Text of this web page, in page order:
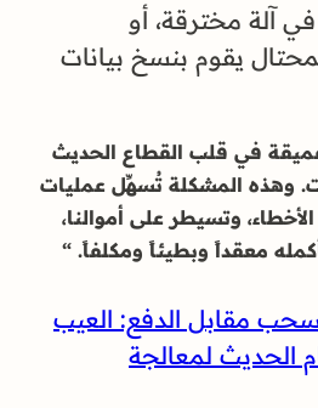
آلة مخترقة، أو
يقوم بنسخ بيانات
في قلب القطاع الحديث
وهذه المشكلة تُسهِّل عمليات
وتسيطر على أموالنا،
معقداً وبطيئاً ومكلفاً.“
مقابل الدفع: العيب
الحديث لمعالجة